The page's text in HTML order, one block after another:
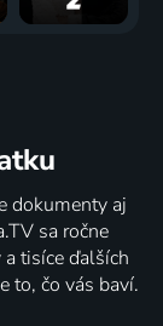
dokumenty aj
sa ročne
tisíce ďalších
to, čo vás baví.